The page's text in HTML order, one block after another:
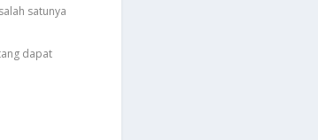
satunya
dapat